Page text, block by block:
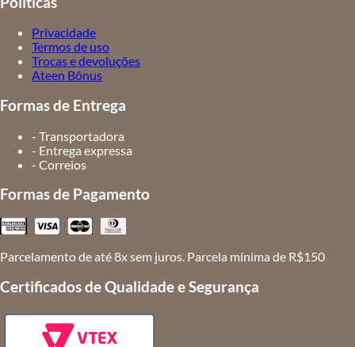
Privacidade
Termos de uso
Trocas e devoluções
Ateen Bônus
Formas de Entrega
- Transportadora
- Entrega expressa
- Correios
Formas de Pagamento
Parcelamento de até 8x sem juros. Parcela mínima de R$150
Certificados de Qualidade e Segurança